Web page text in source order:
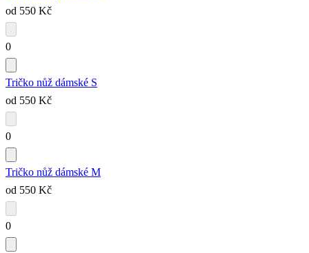
od 550 Kč
0
Tričko nůž dámské S
od 550 Kč
0
Tričko nůž dámské M
od 550 Kč
0